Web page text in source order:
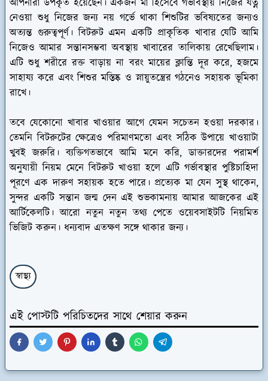
আপনারা উপকৃত হয়েছেন। একজন মা হিসেবে গর্ভাবস্থায় নিজের যত্ন
নেওয়া শুধু নিজের জন্য নয় গর্ভে থাকা শিশুটির ভবিষ্যতের জন্যও
অত্যন্ত গুরুত্বপূর্ণ। বিটরুট এমন একটি প্রাকৃতিক খাবার যেটি আমি
নিজেও আমার সন্তানসম্ভবা অবস্থায় খাবারের তালিকায় রেখেছিলাম।
এটি শুধু শরীরে রক্ত বাড়ায় না বরং মায়ের ক্লান্তি দূর করে, হজমে
সাহায্য করে এবং শিশুর মস্তিষ্ক ও স্নায়ুতন্ত্রের গঠনেও সহায়ক ভূমিকা
রাখে।
তবে যেকোনো খাবার খাওয়ার আগে যেমন সচেতন হওয়া দরকার।
তেমনি বিটরুটের ক্ষেত্রেও পরিমাণমতো এবং সঠিক উপায়ে খাওয়াটা
খুবই জরুরি। ব্যক্তিগতভাবে আমি মনে করি, ডাক্তারদের পরামর্শ
অনুযায়ী নিয়ম মেনে বিটরুট খাওয়া হলে এটি গর্ভাবস্থার পুষ্টিচাহিদা
পূরণে এক দারুণ সহায়ক হতে পারে। প্রত্যেক মা যেন সুস্থ থাকেন,
সুন্দর একটি সন্তান জন্ম দেন এই শুভকামনায় আমার আজকের এই
আর্টিকেলটি। আরো নতুন নতুন তথ্য পেতে ওয়েবসাইটটি নিয়মিত
ভিজিট করুন। ধন্যবাদ এতক্ষণ সঙ্গে থাকার জন্য।
স্বাস্থ্য
এই পোস্টটি পরিচিতদের সাথে শেয়ার করুন